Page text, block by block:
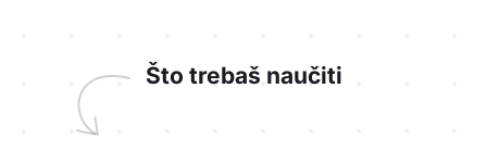
Što trebaš naučiti